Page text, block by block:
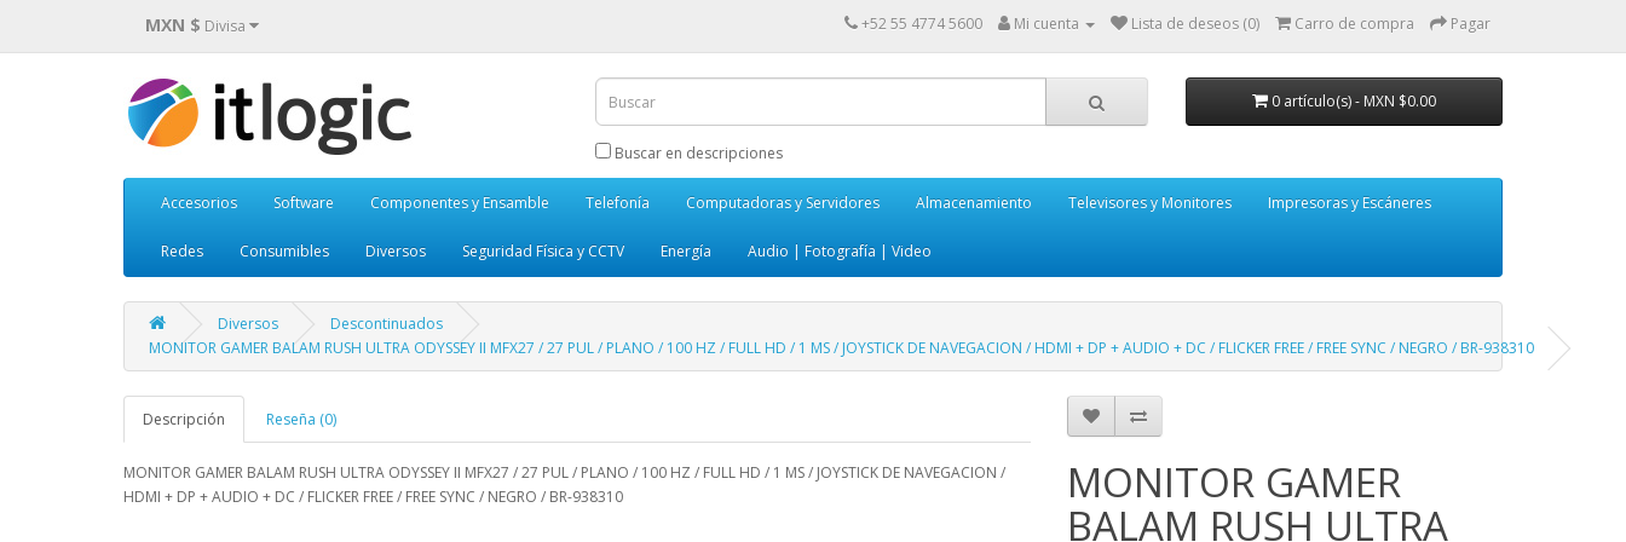
MXN $ Divisa +52 55 4774 5600 Mi cuenta Lista de deseos (0) Carro de compra Pagar
Buscar en descripciones
0 artículo(s) - MXN $0.00
Accesorios Software Componentes y Ensamble Telefonía Computadoras y Servidores Almacenamiento Televisores y Monitores Impresoras y Escáneres
Redes Consumibles Diversos Seguridad Física y CCTV Energía Audio | Fotografía | Video
Diversos
Descontinuados
MONITOR GAMER BALAM RUSH ULTRA ODYSSEY II MFX27 / 27 PUL / PLANO / 100 HZ / FULL HD / 1 MS / JOYSTICK DE NAVEGACION / HDMI + DP + AUDIO + DC / FLICKER FREE / FREE SYNC / NEGRO / BR-938310
Descripción Reseña (0)
MONITOR GAMER BALAM RUSH ULTRA ODYSSEY II MFX27 / 27 PUL / PLANO / 100 HZ / FULL HD / 1 MS / JOYSTICK DE NAVEGACION /
HDMI + DP + AUDIO + DC / FLICKER FREE / FREE SYNC / NEGRO / BR-938310
MONITOR GAMER
BALAM RUSH ULTRA